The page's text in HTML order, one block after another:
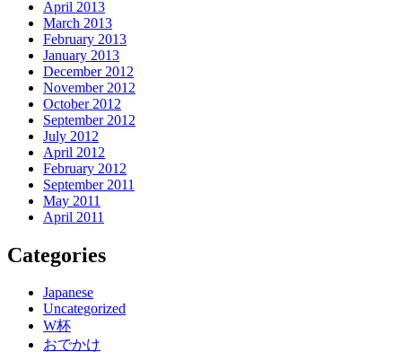
April 2013
March 2013
February 2013
January 2013
December 2012
November 2012
October 2012
September 2012
July 2012
April 2012
February 2012
September 2011
May 2011
April 2011
Categories
Japanese
Uncategorized
W杯
おでかけ